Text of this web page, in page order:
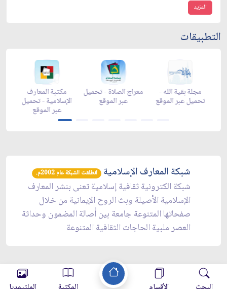
المزيد
التطبيقات
مكتبة المعارف
الإسلامية - تحميل
عبر الموقع
معراج الصلاة - تحميل
عبر الموقع
مجلة بقية الله -
تحميل عبر الموقع
شبكة المعارف الإسلامية انطلقت الشبكة عام 2002م.
شبكة الكترونية ثقافية إسلامية تعنى بنشر المعارف
الإسلامية الأصيلة وبث الروح الإيمانية من خلال
صفحاتها المتنوعة جامعة بين أصالة المضمون وحداثة
العصر ملبية الحاجات الثقافية المتنوعة